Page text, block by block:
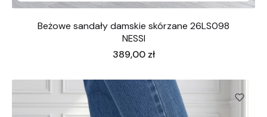
Beżowe sandały damskie skórzane 26LS098
NESSI
Cena
389,00 zł